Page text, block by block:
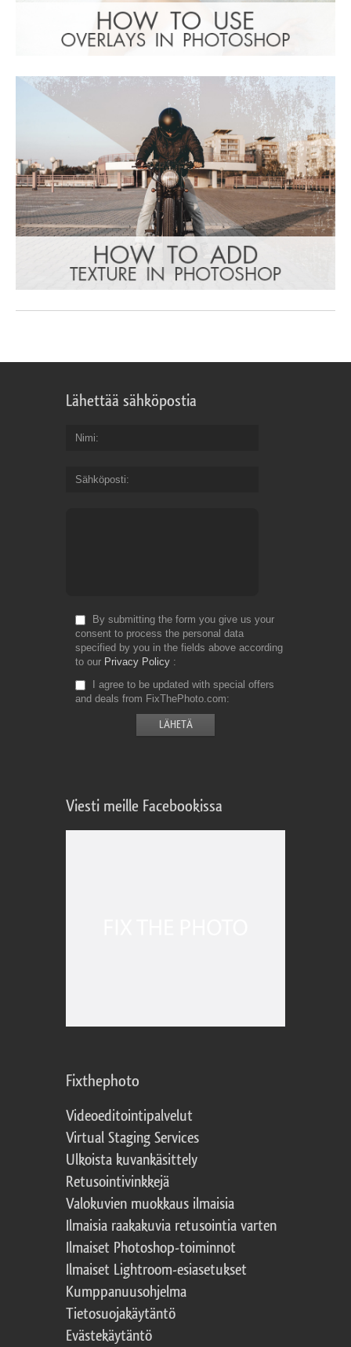
Lähettää sähköpostia
Nimi
Sähköposti
By submitting the form you give us your
consent to process the personal data
specified by you in the fields above according
to our Privacy Policy
I agree to be updated with special offers
and deals from FixThePhoto.com
Viesti meille Facebookissa
Fixthephoto
Videoeditointipalvelut
Virtual Staging Services
Ulkoista kuvankäsittely
Retusointivinkkejä
Valokuvien muokkaus ilmaisia
Ilmaisia raakakuvia retusointia varten
Ilmaiset Photoshop-toiminnot
Ilmaiset Lightroom-esiasetukset
Kumppanuusohjelma
Tietosuojakäytäntö
Evästekäytäntö